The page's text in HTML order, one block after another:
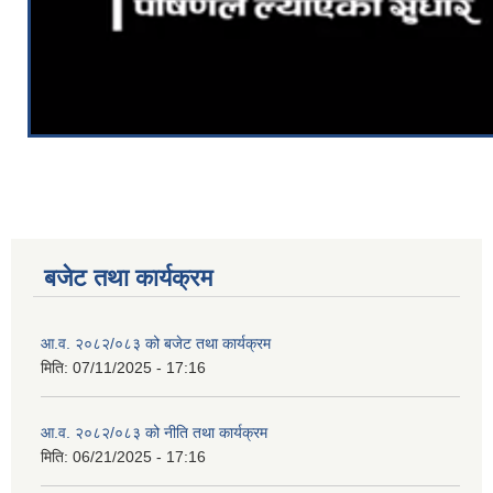
बजेट तथा कार्यक्रम
आ.व. २०८२/०८३ को बजेट तथा कार्यक्रम
मिति: 07/11/2025 - 17:16
आ.व. २०८२/०८३ को नीति तथा कार्यक्रम
मिति: 06/21/2025 - 17:16